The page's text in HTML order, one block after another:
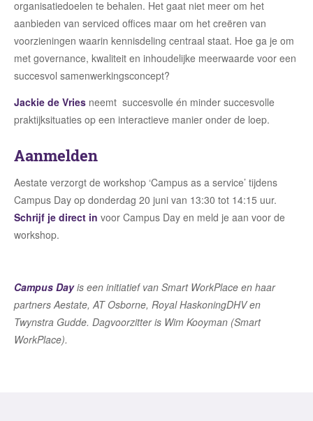
organisatiedoelen te behalen. Het gaat niet meer om het
aanbieden van serviced offices maar om het creëren van
voorzieningen waarin kennisdeling centraal staat. Hoe ga je om
met governance, kwaliteit en inhoudelijke meerwaarde voor een
succesvol samenwerkingsconcept?
Jackie de Vries neemt succesvolle én minder succesvolle
praktijksituaties op een interactieve manier onder de loep.
Aanmelden
Aestate verzorgt de workshop ‘Campus as a service’ tijdens
Campus Day op donderdag 20 juni van 13:30 tot 14:15 uur.
Schrijf je direct in voor Campus Day en meld je aan voor de
workshop.
Campus Dayis een initiatief van Smart WorkPlace en haar
partners Aestate, AT Osborne, Royal HaskoningDHV en
Twynstra Gudde. Dagvoorzitter is Wim Kooyman (Smart
WorkPlace).